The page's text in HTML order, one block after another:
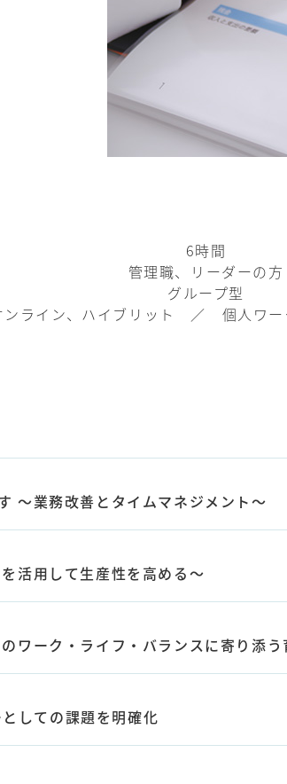
6時間
管理職、リーダーの方
グループ型
ンライン、ハイブリット ／ 個人ワー
～業務改善とタイムマネジメント～
活用して生産性を高める～
ワーク・ライフ・バランスに寄り添
としての課題を明確化